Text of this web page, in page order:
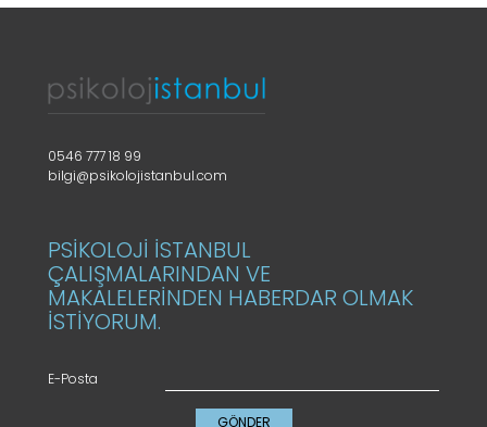
0546 777 18 99
bilgi@psikolojistanbul.com
PSİKOLOJİ İSTANBUL
ÇALIŞMALARINDAN VE
MAKALELERİNDEN HABERDAR OLMAK
İSTİYORUM.
E-Posta
GÖNDER